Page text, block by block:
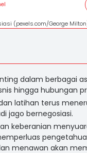
(pexels.com/George
dalam berbagai
hingga hubungan
latihan terus
jago bernegosiasi.
keberanian
menawan akan